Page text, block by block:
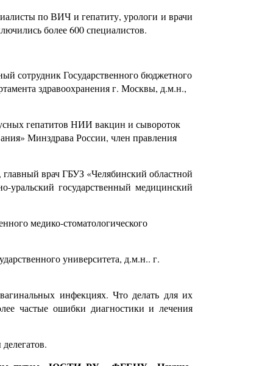
по ВИЧ и гепатиту, урологи и врачи
более 600 специалистов.
сотрудник Государственного бюджетного
здравоохранения г. Москвы, д.м.н.,
гепатитов НИИ вакцин и сывороток
Минздрава России, член правления
врач ГБУЗ «Челябинский областной
государственный медицинский
медико-стоматологического
университета, д.м.н.. г.
инфекциях. Что делать для их
частые ошибки диагностики и лечения